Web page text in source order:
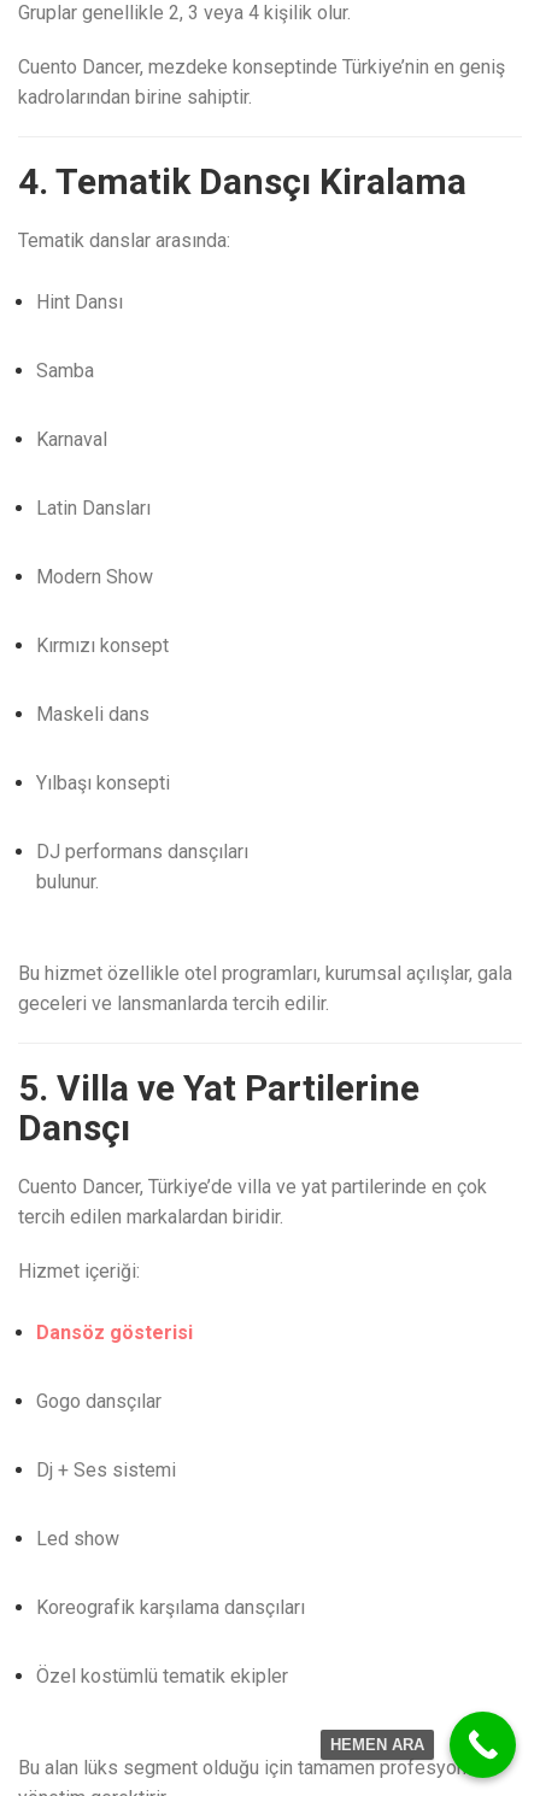
Gruplar genellikle 2, 3 veya 4 kişilik olur.
Cuento Dancer, mezdeke konseptinde Türkiye’nin en geniş
kadrolarından birine sahiptir.
4. Tematik Dansçı Kiralama
Tematik danslar arasında:
Hint Dansı
Samba
Karnaval
Latin Dansları
Modern Show
Kırmızı konsept
Maskeli dans
Yılbaşı konsepti
DJ performans dansçıları
bulunur.
Bu hizmet özellikle otel programları, kurumsal açılışlar, gala
geceleri ve lansmanlarda tercih edilir.
5. Villa ve Yat Partilerine
Dansçı
Cuento Dancer, Türkiye’de villa ve yat partilerinde en çok
tercih edilen markalardan biridir.
Hizmet içeriği:
Dansöz gösterisi
Gogo dansçılar
Dj + Ses sistemi
Led show
Koreografik karşılama dansçıları
Özel kostümlü tematik ekipler
Bu alan lüks segment olduğu için tamamen profesyonel
HEMEN ARA